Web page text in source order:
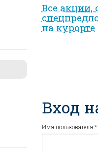
Все акции,
на курорте
Вход
Имя пользователя *